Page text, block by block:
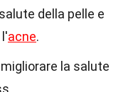
della pelle e
acne.
la salute